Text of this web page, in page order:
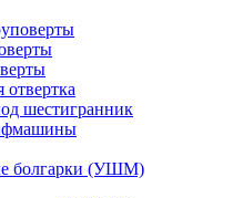
отвертка
шестигранник
болгарки (УШМ)